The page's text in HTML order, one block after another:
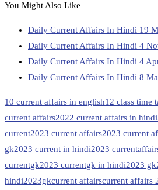
You Might Also Like
Daily Current Affairs In Hindi 19
Daily Current Affairs In Hindi 4
Daily Current Affairs In Hindi 4
Daily Current Affairs In Hindi 8
10 current affairs in english12 class time
current affairs2022 current affairs in hindi
current2023 current affairs2023 current
gk2023 current in hindi2023
currentgk2023 currentgk in hindi2023 gk
hindi2023gkcurrent affairscurrent affairs